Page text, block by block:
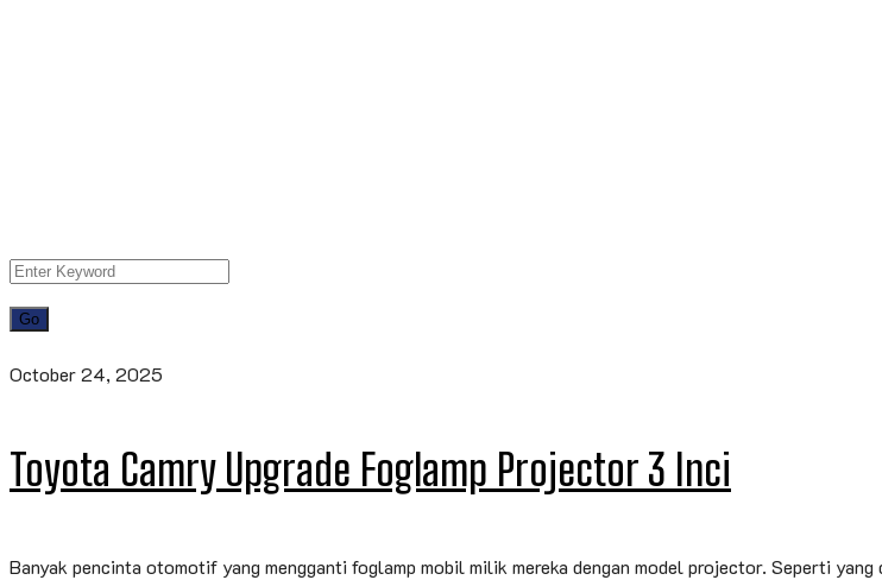
October 24, 2025
Toyota Camry Upgrade Foglamp Projector 3 Inci
Banyak pencinta otomotif yang mengganti foglamp mobil milik mereka dengan model projector. Seperti